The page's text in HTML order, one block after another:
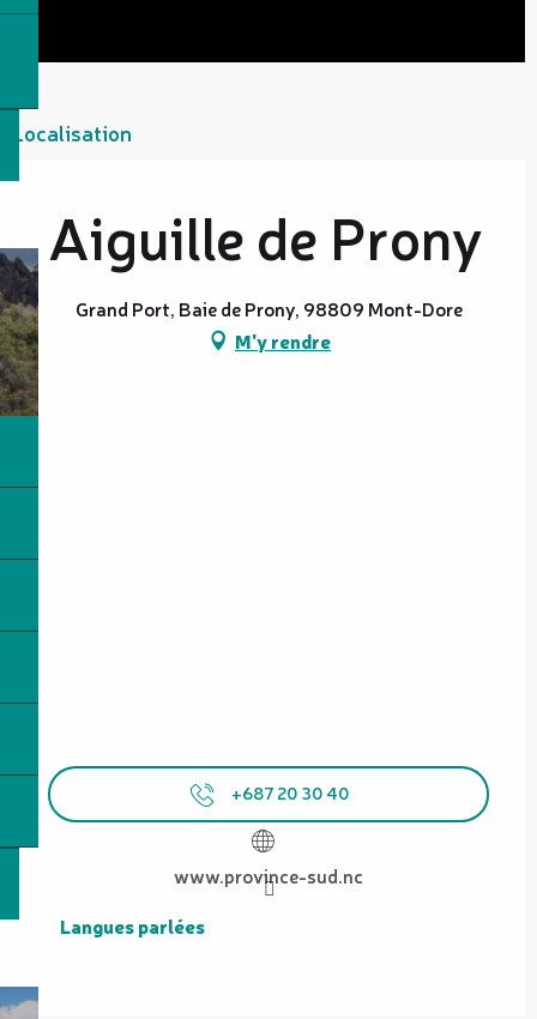
Localisation
Aiguille de Prony
Grand Port, Baie de Prony, 98809 Mont-Dore
M'y rendre
+687 20 30 40
www.province-sud.nc
Langues parlées
Langues parlées